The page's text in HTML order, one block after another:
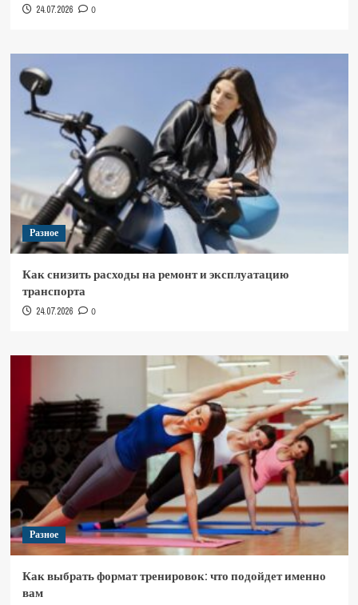
24.07.2026 0
Разное
Как снизить расходы на ремонт и эксплуатацию
транспорта
24.07.2026 0
Разное
Как выбрать формат тренировок: что подойдет именно
вам